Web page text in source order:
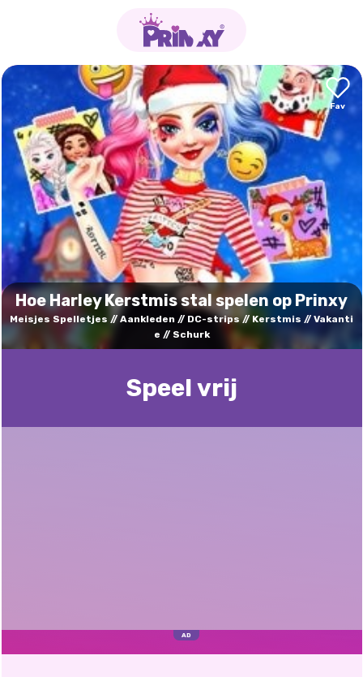
Hoe Harley Kerstmis stal spelen op Prinxy
Meisjes Spelletjes Aankleden DC-strips Kerstmis
Vakanti
e
Schurk
Speel vrij